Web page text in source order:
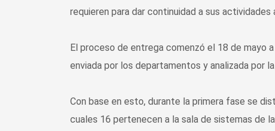
requieren para dar continuidad a sus actividades
El proceso de entrega comenzó el 18 de mayo
enviada por los departamentos y analizada por
Con base en esto, durante la primera fase se
cuales 16 pertenecen a la sala de sistemas de